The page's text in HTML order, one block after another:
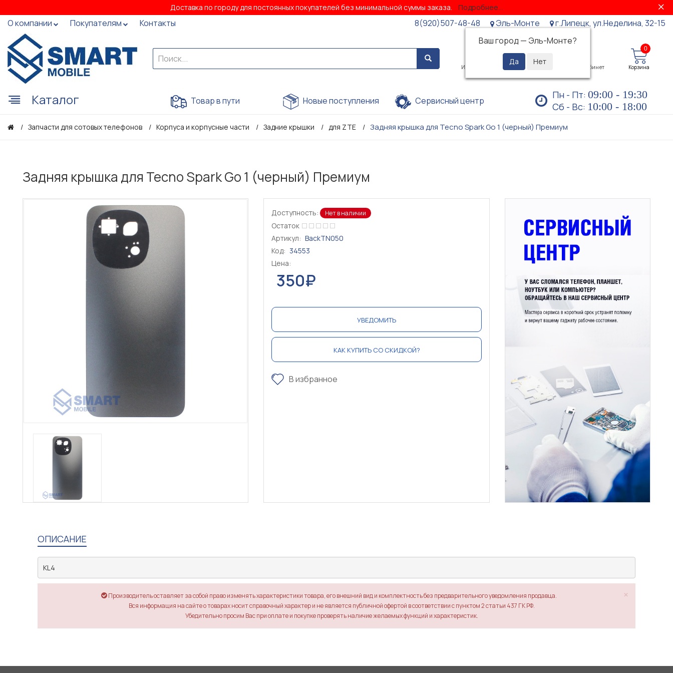
Доставка по городу для постоянных покупателей без минимальной суммы заказа. Подробнее...
О компании Покупателям Контакты 8(920)507-48-48
Эль-Монте
Ваш город — Эль-Монте?
г.Липецк, ул.Неделина, 32-15
Избранное Просмотренные Личный кабинет
0
Корзина
Каталог Товар в пути Новые поступления Сервисный центр Пн - Пт: 09:00 - 19:30
Сб - Вс: 10:00 - 18:00
Запчасти для сотовых телефонов Корпуса и корпусные части Задние крышки для ZTE Задняя крышка для Tecno Spark Go 1 (черный) Премиум
Задняя крышка для Tecno Spark Go 1 (черный) Премиум
Доступность: Нет в наличии
Остаток
Артикул: BackTN050
Код: 34553
Цена:
350₽
УВЕДОМИТЬ
КАК КУПИТЬ СО СКИДКОЙ?
В избранное
ОПИСАНИЕ
KL4
×
Производитель оставляет за собой право изменять характеристики товара, его внешний вид и комплектность без предварительного уведомления продавца.
Вся информация на сайте о товарах носит справочный характер и не является публичной офертой в соответствии с пунктом 2 статьи 437 ГК РФ.
Убедительно просим Вас при оплате и покупке проверять наличие желаемых функций и характеристик.